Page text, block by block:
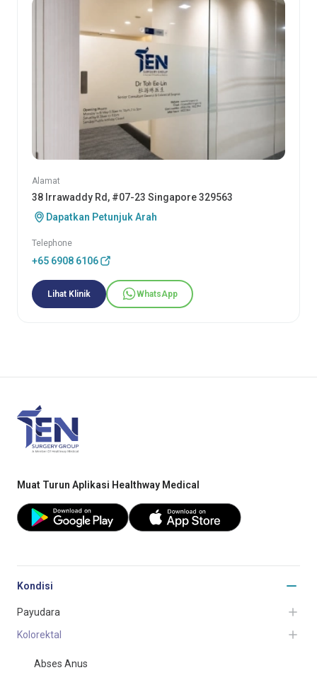
Alamat
38 Irrawaddy Rd, #07-23 Singapore 329563
Dapatkan Petunjuk Arah
Telephone
+65 6908 6106
Lihat Klinik WhatsApp
Muat Turun Aplikasi Healthway Medical
Kondisi
Payudara
Kolorektal
Abses Anus